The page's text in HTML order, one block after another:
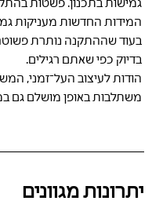
המידות החדשות מעניקות
בעוד שההתקנה נותרת
בדיוק כפי שאתם רגילים.
הודות לעיצוב העל־זמני,
משתלבות באופן מושלם גם
יתרונות מגוונים